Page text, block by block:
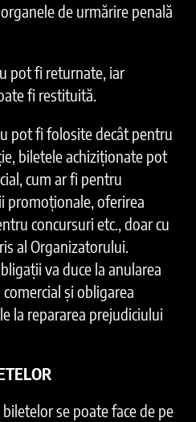
de urmărire penală
pot fi returnate, iar
fi restituită.
pot fi folosite decât pentru
biletele achiziționate pot
cum ar fi pentru
promoționale, oferirea
concursuri etc., doar cu
al Organizatorului.
va duce la anularea
și obligarea
la repararea prejudiciului
se poate face de pe